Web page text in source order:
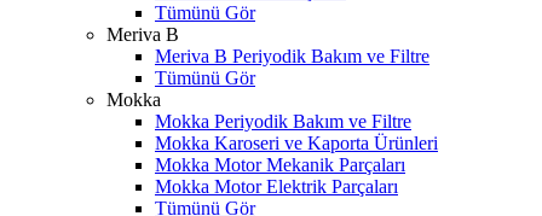
Tümünü Gör
Meriva B
Meriva B Periyodik Bakım ve Filtre
Tümünü Gör
Mokka
Mokka Periyodik Bakım ve Filtre
Mokka Karoseri ve Kaporta Ürünleri
Mokka Motor Mekanik Parçaları
Mokka Motor Elektrik Parçaları
Tümünü Gör